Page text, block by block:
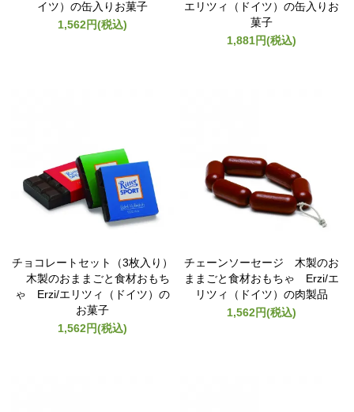
イツ）の缶入りお菓子
1,562円(税込)
エリツィ（ドイツ）の缶入りお
菓子
1,881円(税込)
チョコレートセット（3枚入り）
木製のおままごと食材おもち
ゃ Erzi/エリツィ（ドイツ）の
お菓子
1,562円(税込)
チェーンソーセージ 木製のお
ままごと食材おもちゃ Erzi/エ
リツィ（ドイツ）の肉製品
1,562円(税込)